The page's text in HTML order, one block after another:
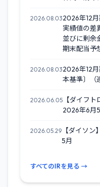
2026.08.032026年12
実績値の差
並びに剰余
期末配当予
2026.08.032026年12
本基準〕（
2026.06.05 【ダイフ
2026年6月
2026.05.29 【ダイソ
5月
すべてのIRを見る →